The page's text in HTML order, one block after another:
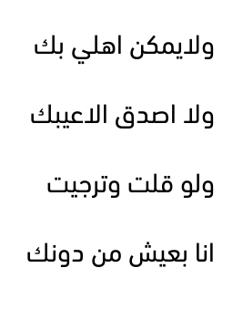
ولايمكن اهلي بك
ولا اصدق الاعيبك
ولو قلت وترجيت
انا بعيش من دونك